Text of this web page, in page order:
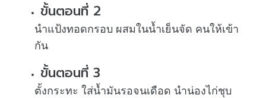
ขั้นตอนที่ 2
นำแป้งทอดกรอบ ผสมในน้ำเย็นจัด คนให้เข้า
กัน
ขั้นตอนที่ 3
ตั้งกระทะ ใส่น้ำมันรอจนเดือด นำน่องไก่ชุบ